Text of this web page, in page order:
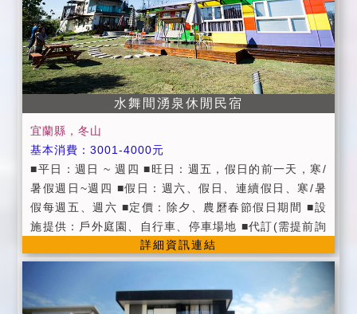
公共設施：免費供應洗衣機、冰溫熱電解水飲水機、 ●
寬頻上網(含Wi - Fi需自備電腦) ●附設便利停車場地 ●
自行車(需事先預約) ●第四台有線頻道電視。 ●提供現做
早餐《住宿皆附早餐》(早餐時間為8:30~9:30) ●提供宜
蘭旅遊資訊服務。 ※ 平日：週日 - 週五 ※ 假日：週
六、連續假日 ※ 定價：農曆春節期間 ※ 週一至週四，
4房即可包棟 ※ 提供不怕下雨的烤肉場地。
水舞間湧泉休閒民宿
宜蘭縣，冬山
基本消費：3001-4000元
■平日：週日 ~ 週四 ■旺日：週五，假日的前一天，寒/
暑假週日~週四 ■假日：週六、假日、連續假日、寒/暑
假每週五、週六 ■定價：除夕、農磿春節假日期間 ■設
施提供：戶外庭園、自行車、停車場地 ■代訂(需提前詢
問)：賞鯨、馬場、拔三星蔥、泛舟、採蓮 ■入住Check
in 3:00 PM ; 退房 check out 11:00 AM ■早餐時間: 8:
入住前及入住時告知) ■住宿當日客房保留到下午7點，
詳細資訊連結